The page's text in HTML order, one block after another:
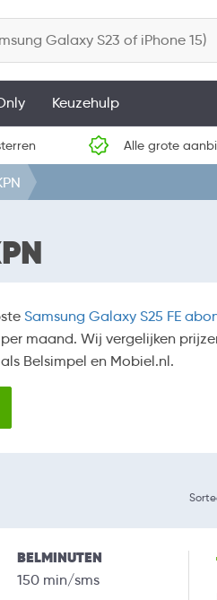
Keuzehulp
Alle grote
Samsung Galaxy S25 FE
maand. Wij vergelijken
Belsimpel en Mobiel.nl.
BELMINUTEN
150 min/sms